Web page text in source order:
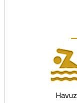
Havuz